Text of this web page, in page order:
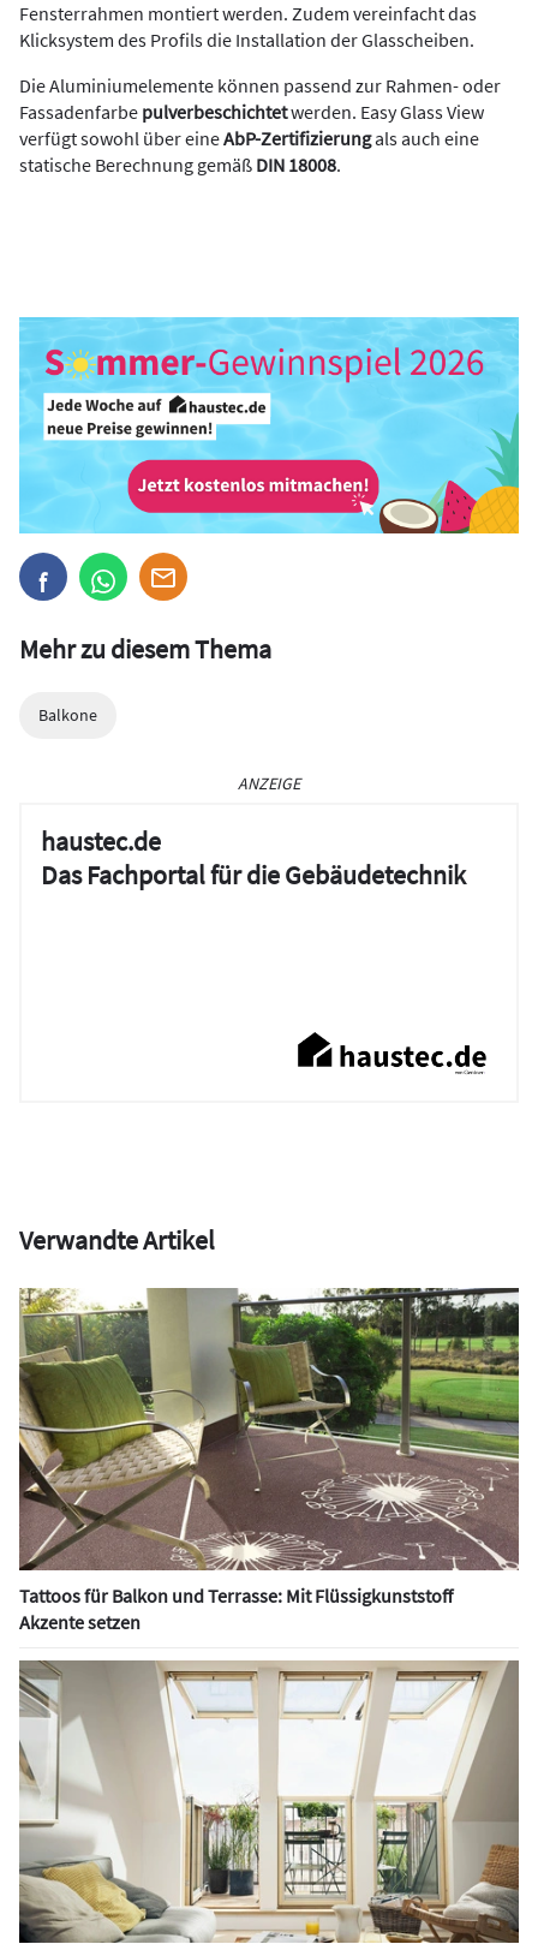
Fensterrahmen montiert werden. Zudem vereinfacht das
Klicksystem des Profils die Installation der Glasscheiben.
Die Aluminiumelemente können passend zur Rahmen- oder
Fassadenfarbe pulverbeschichtetwerden. Easy Glass View
verfügt sowohl über eineAbP-Zertifizierungals auch eine
statische Berechnung gemäß DIN 18008.
Mehr zu diesem Thema
Balkone
ANZEIGE
haustec.de
Das Fachportal für die Gebäudetechnik
Verwandte Artikel
Tattoos für Balkon und Terrasse: Mit Flüssigkunststoff
Akzente setzen